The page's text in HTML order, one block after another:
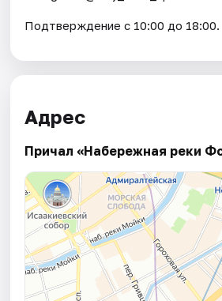
Подтверждение с 10:00 до 18:00.
Адрес
Причал «Набережная реки